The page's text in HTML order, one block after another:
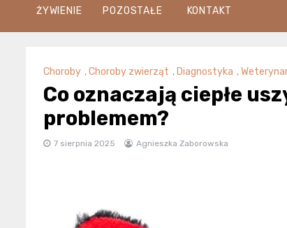
ŻYWIENIE POZOSTAŁE KONTAKT
Choroby ,Choroby zwierząt , Diagnostyka ,
Co oznaczają ciepłe
problemem?
7 sierpnia 2025 Agnieszka Zaborowska